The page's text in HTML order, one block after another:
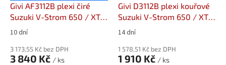
Givi AF3112B plexi čiré
Suzuki V-Strom 650 / XT
(17-24)
10 dní
3 173,55 Kč bez DPH
3 840 Kč / ks
Givi D3112B plexi kouřové
Suzuki V-Strom 650 / XT
(17-24)
14 dní
1 578,51 Kč bez DPH
1 910 Kč / ks